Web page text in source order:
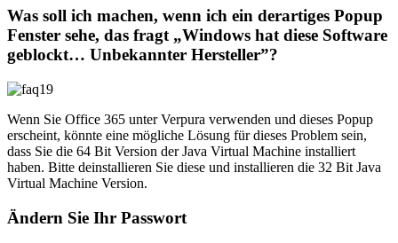
Was soll ich machen, wenn ich ein derartiges Popup
Fenster sehe, das fragt „Windows hat diese Software
geblockt… Unbekannter Hersteller”?
Wenn Sie Office 365 unter Verpura verwenden und dieses Popup
erscheint, könnte eine mögliche Lösung für dieses Problem sein,
dass Sie die 64 Bit Version der Java Virtual Machine installiert
haben. Bitte deinstallieren Sie diese und installieren die 32 Bit Java
Virtual Machine Version.
Ändern Sie Ihr Passwort